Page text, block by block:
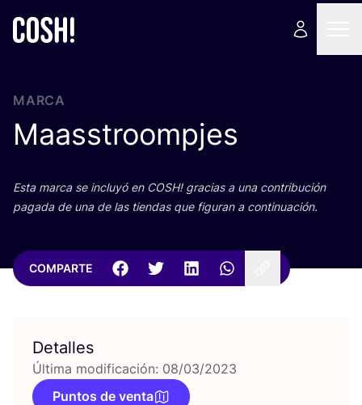
MARCA
Maasstroompjes
Esta mar­ca se inclu­yó en COSH! gra­cias a una con­tri­bu­ción
paga­da de una de las tien­das que figu­ran a continuación.
COMPARTE
Detalles
Última modificación: 08/03/2023
Puntos de venta